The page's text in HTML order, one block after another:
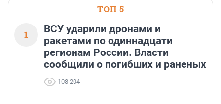
ТОП 5
1
ВСУ ударили дронами и
ракетами по одиннадцати
регионам России. Власти
сообщили о погибших и раненых
108 204